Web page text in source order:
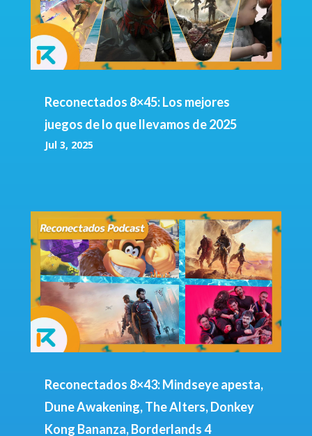
Reconectados 8×45: Los mejores
juegos de lo que llevamos de 2025
Jul 3, 2025
Reconectados 8×43: Mindseye apesta,
Dune Awakening, The Alters, Donkey
Kong Bananza, Borderlands 4